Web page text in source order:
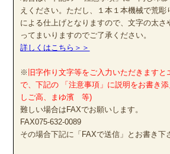
えください。ただし、１本１本機械で荒彫
による仕上げとなりますので、文字の太さ
ってまいりますのでご了承ください。
詳しくはこちら＞＞
※ 旧字作り文字等をご入力いただきます
で、下記の 「注意事項」に説明をお書き
しご高、まゆ濱 等)
難しい場合はFAXでお願いします。
FAX075-632-0089
その場合下記に「FAXで送信」とお書き下